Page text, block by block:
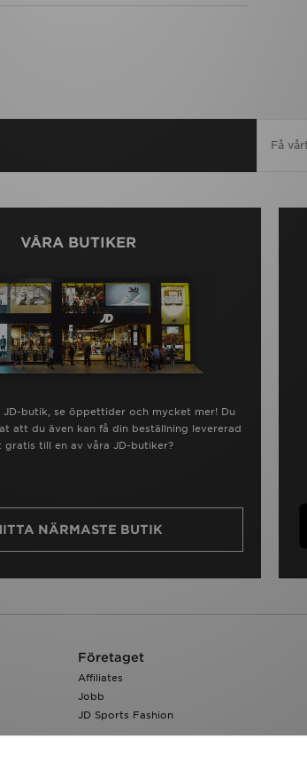
VÅRA BUTIKER
butik, se öppettider och mycket mer! Du
att du även kan få din beställning levererad
gratis till en av våra JD-butiker?
NÄRMASTE BUTIK
Företaget
Affiliates
Jobb
JD Sports Fashion